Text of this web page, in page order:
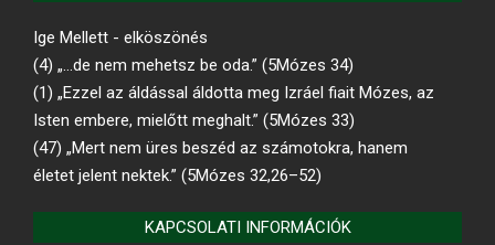
Ige Mellett - elköszönés
(4) „…de nem mehetsz be oda.” (5Mózes 34)
(1) „Ezzel az áldással áldotta meg Izráel fiait Mózes, az
Isten embere, mielőtt meghalt.” (5Mózes 33)
(47) „Mert nem üres beszéd az számotokra, hanem
életet jelent nektek.” (5Mózes 32,26–52)
KAPCSOLATI INFORMÁCIÓK